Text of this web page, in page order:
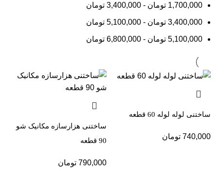
1,700,000 تومان -
3,400,000 تومان
3,400,000 تومان -
5,100,000 تومان
5,100,000 تومان -
6,800,000 تومان
ساختنی لوله لوله 60 قطعه
740,000 تومان
ساختنی هزارسازه مکانیک شو
90 قطعه
790,000 تومان